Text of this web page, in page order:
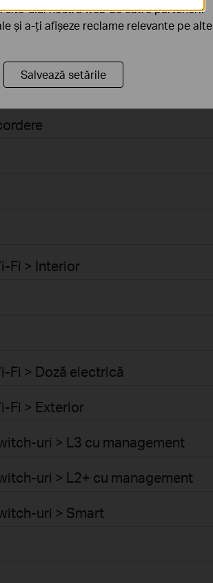
Fi > Interior
Fi > Doză electrică
Fi > Exterior
uri > L3 cu management
uri > L2+ cu management
uri > Smart
ului nostru web de către partenerii
și a-ți afișeze reclame relevante pe alte
Salvează setările